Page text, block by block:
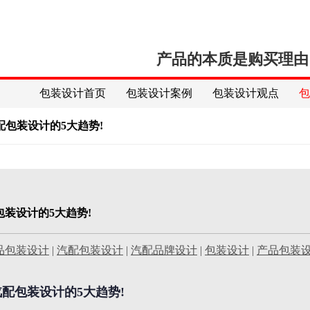
产品的本质是购买理
包装设计首页 包装设计案例 包装设计观点
包装设计的5大趋势!
装设计的5大趋势!
包装设计| 汽配包装设计| 汽配品牌设计| 包装设计| 产品包装
包装设计的5大趋势!